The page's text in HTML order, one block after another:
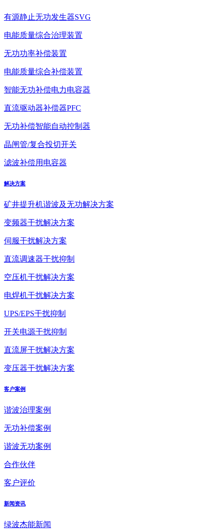
有源静止无功发生器SVG
电能质量综合治理装置
无功功率补偿装置
电能质量综合补偿装置
智能无功补偿电力电容器
直流驱动器补偿器PFC
无功补偿智能自动控制器
晶闸管/复合投切开关
滤波补偿用电容器
解决方案
矿井提升机谐波及无功解决方案
变频器干扰解决方案
伺服干扰解决方案
直流调速器干扰抑制
空压机干扰解决方案
电焊机干扰解决方案
UPS/EPS干扰抑制
开关电源干扰抑制
直流屏干扰解决方案
变压器干扰解决方案
客户案例
谐波治理案例
无功补偿案例
谐波无功案例
合作伙伴
客户评价
新闻资讯
绿波杰能新闻